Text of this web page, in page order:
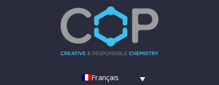
Français